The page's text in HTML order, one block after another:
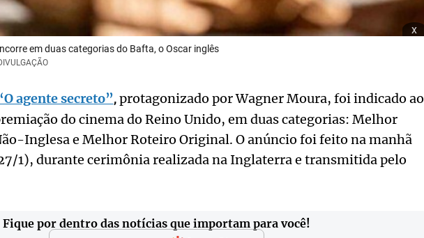
x
em duas categorias do Bafta, o Oscar inglês
agente secreto”,protagonizado por Wagner Moura, foi indicado ao
do cinema do Reino Unido, em duas categorias: Melhor
Inglesa e Melhor Roteiro Original. O anúncio foi feito na manhã
1), durante cerimônia realizada na Inglaterra e transmitida pelo
Fique por dentro das notícias que importam para você!